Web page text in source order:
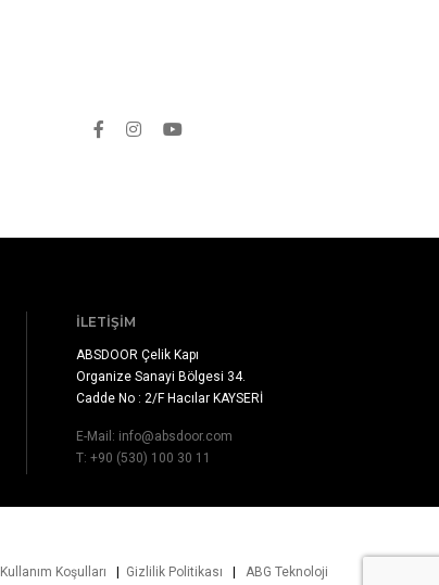
İLETIŞIM
ABSDOOR Çelik Kapı
Organize Sanayi Bölgesi 34.
Cadde No : 2/F Hacılar KAYSERİ
E-Mail: info@absdoor.com
T: +90 (530) 100 30 11
Kullanım Koşulları | Gizlilik Politikası | ABG Teknoloji